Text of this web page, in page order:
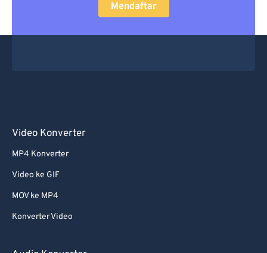
Mendaftar
Video Konverter
MP4 Konverter
Video ke GIF
MOV ke MP4
Konverter Video